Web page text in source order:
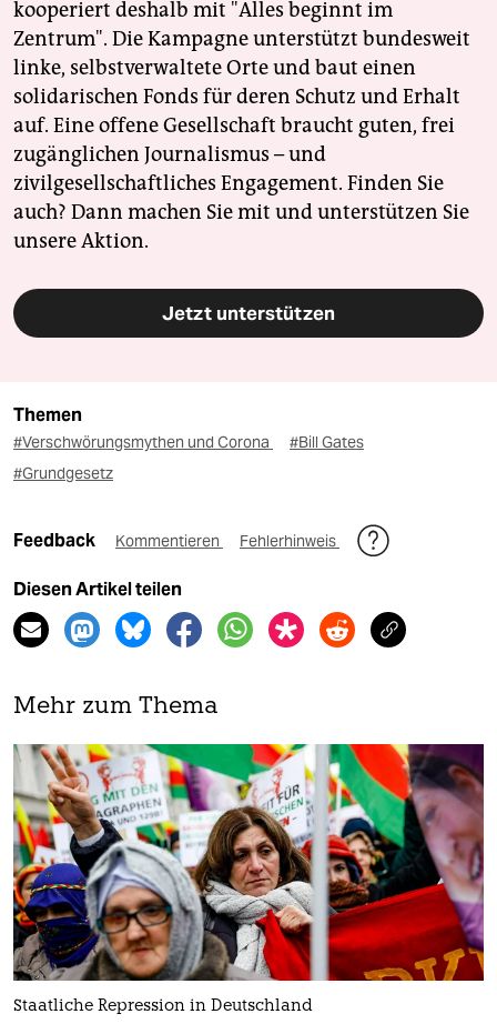
kooperiert deshalb mit "Alles beginnt im
Zentrum". Die Kampagne unterstützt bundesweit
linke, selbstverwaltete Orte und baut einen
solidarischen Fonds für deren Schutz und Erhalt
auf. Eine offene Gesellschaft braucht guten, frei
zugänglichen Journalismus – und
zivilgesellschaftliches Engagement. Finden Sie
auch? Dann machen Sie mit und unterstützen Sie
unsere Aktion.
Jetzt unterstützen
Themen
#Verschwörungsmythen und Corona
#Bill Gates
#Grundgesetz
Feedback Kommentieren Fehlerhinweis
Diesen Artikel teilen
Mehr zum Thema
Staatliche Repression in Deutschland